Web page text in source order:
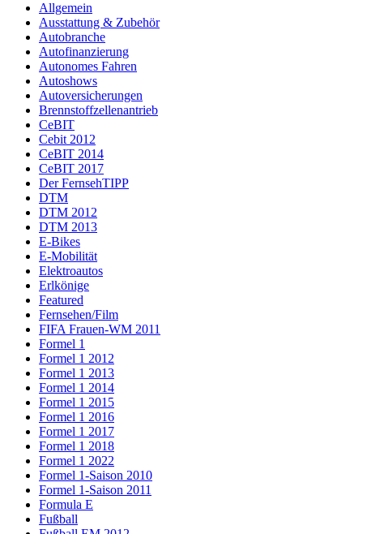
Allgemein
Ausstattung & Zubehör
Autobranche
Autofinanzierung
Autonomes Fahren
Autoshows
Autoversicherungen
Brennstoffzellenantrieb
CeBIT
Cebit 2012
CeBIT 2014
CeBIT 2017
Der FernsehTIPP
DTM
DTM 2012
DTM 2013
E-Bikes
E-Mobilität
Elektroautos
Erlkönige
Featured
Fernsehen/Film
FIFA Frauen-WM 2011
Formel 1
Formel 1 2012
Formel 1 2013
Formel 1 2014
Formel 1 2015
Formel 1 2016
Formel 1 2017
Formel 1 2018
Formel 1 2022
Formel 1-Saison 2010
Formel 1-Saison 2011
Formula E
Fußball